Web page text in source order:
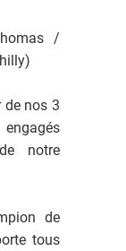
/
de nos 3
notre
de
tous